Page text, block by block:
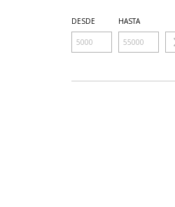
DESDE HASTA